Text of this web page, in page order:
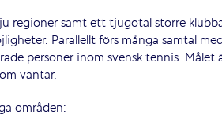
regioner samt ett tjugotal större
Parallellt förs många samtal
personer inom svensk tennis. Målet
väntar.
områden: